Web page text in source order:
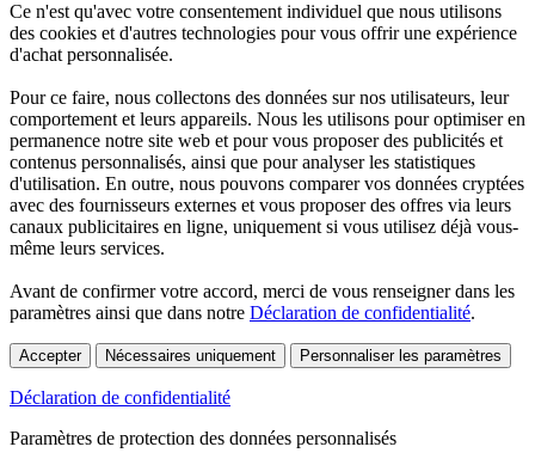
Ce n'est qu'avec votre consentement individuel que nous utilisons
des cookies et d'autres technologies pour vous offrir une expérience
d'achat personnalisée.
Pour ce faire, nous collectons des données sur nos utilisateurs, leur
comportement et leurs appareils. Nous les utilisons pour optimiser en
permanence notre site web et pour vous proposer des publicités et
contenus personnalisés, ainsi que pour analyser les statistiques
d'utilisation. En outre, nous pouvons comparer vos données cryptées
avec des fournisseurs externes et vous proposer des offres via leurs
canaux publicitaires en ligne, uniquement si vous utilisez déjà vous-
même leurs services.
Avant de confirmer votre accord, merci de vous renseigner dans les
paramètres ainsi que dans notre Déclaration de confidentialité.
Accepter Nécessaires uniquement Personnaliser les paramètres
Déclaration de confidentialité
Paramètres de protection des données personnalisés